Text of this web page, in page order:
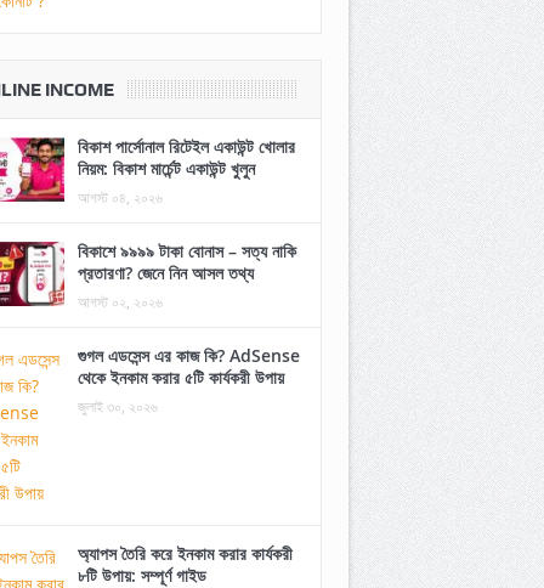
INCOME
বিকাশ পার্সোনাল রিটেইল একাউন্ট খোলার
নিয়ম: বিকাশ মার্চেন্ট একাউন্ট খুলুন
আগস্ট ০৪, ২০২৬
বিকাশে ৯৯৯৯ টাকা বোনাস – সত্য নাকি
প্রতারণা? জেনে নিন আসল তথ্য
আগস্ট ০২, ২০২৬
গুগল এডসেন্স এর কাজ কি? AdSense
থেকে ইনকাম করার ৫টি কার্যকরী উপায়
জুলাই ৩০, ২০২৬
অ্যাপস তৈরি করে ইনকাম করার কার্যকরী
৮টি উপায়: সম্পূর্ণ গাইড